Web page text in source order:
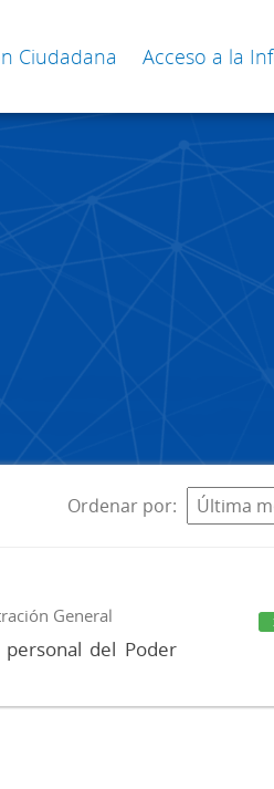
Ciudadana Acceso a la
Ordenar por
General
del Poder